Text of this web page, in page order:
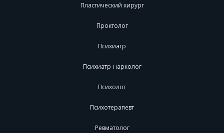
Пластический хирург
Проктолог
Психиатр
Психиатр-нарколог
Психолог
Психотерапевт
Ревматолог